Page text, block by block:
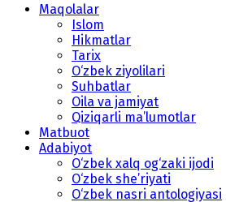
Maqolalar
Islom
Hikmatlar
Tarix
O‘zbek ziyolilari
Suhbatlar
Oila va jamiyat
Qiziqarli ma’lumotlar
Matbuot
Adabiyot
O‘zbek xalq og‘zaki ijodi
O‘zbek she’riyati
O‘zbek nasri antologiyasi